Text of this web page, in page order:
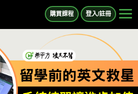
購買課程 登入/註冊